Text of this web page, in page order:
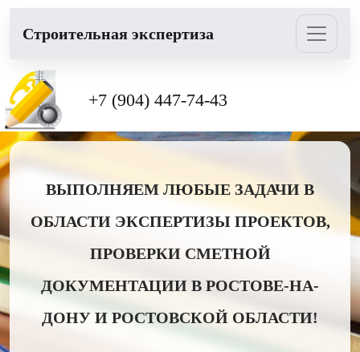
Cтроительная экспертиза
+7 (904) 447-74-43
ВЫПОЛНЯЕМ ЛЮБЫЕ ЗАДАЧИ В
ОБЛАСТИ ЭКСПЕРТИЗЫ ПРОЕКТОВ,
ПРОВЕРКИ СМЕТНОЙ
ДОКУМЕНТАЦИИ В РОСТОВЕ-НА-
ДОНУ И РОСТОВСКОЙ ОБЛАСТИ!